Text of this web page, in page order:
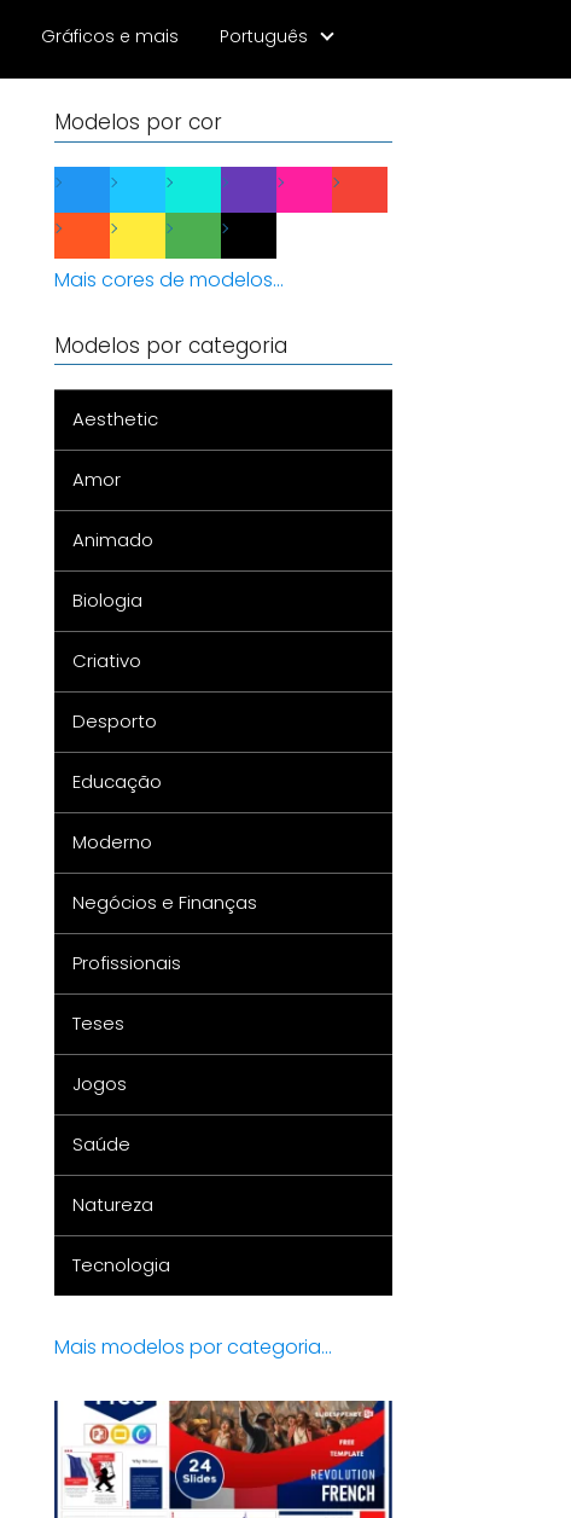
Gráficos e mais Português
Modelos por cor
Mais cores de modelos...
Modelos por categoria
Aesthetic
Amor
Animado
Biologia
Criativo
Desporto
Educação
Moderno
Negócios e Finanças
Profissionais
Teses
Jogos
Saúde
Natureza
Tecnologia
Mais modelos por categoria...